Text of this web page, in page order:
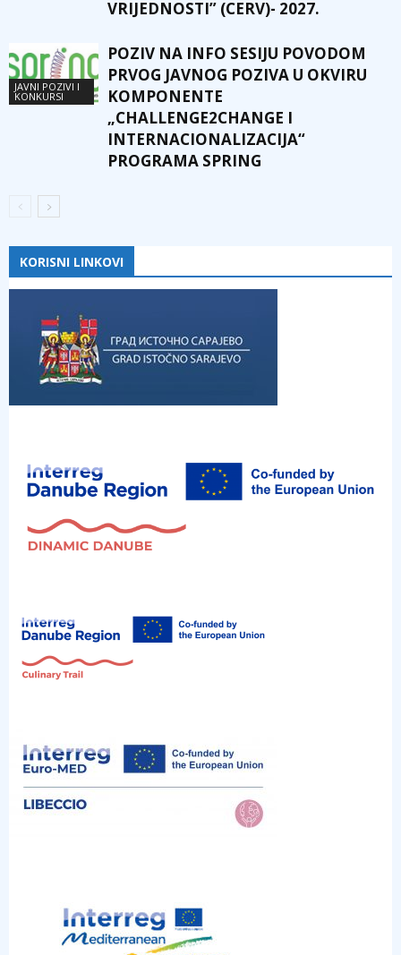
VRIJEDNOSTI” (CERV)- 2027.
JAVNI POZIVI I
KONKURSI
POZIV NA INFO SESIJU POVODOM
PRVOG JAVNOG POZIVA U OKVIRU
KOMPONENTE
„CHALLENGE2CHANGE I
INTERNACIONALIZACIJA“
PROGRAMA SPRING
KORISNI LINKOVI